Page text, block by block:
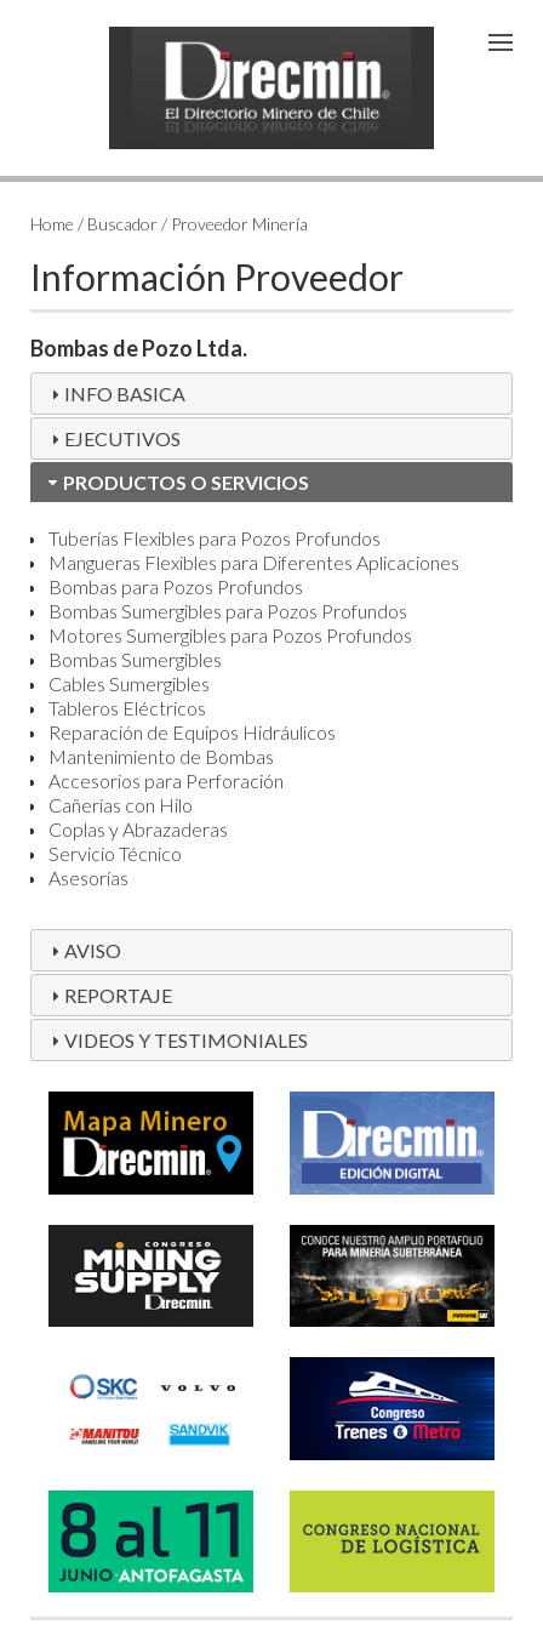
Home / Buscador / Proveedor Minería
Información Proveedor
Bombas de Pozo Ltda.
INFO BASICA
EJECUTIVOS
PRODUCTOS O SERVICIOS
Tuberías Flexibles para Pozos Profundos
Mangueras Flexibles para Diferentes Aplicaciones
Bombas para Pozos Profundos
Bombas Sumergibles para Pozos Profundos
Motores Sumergibles para Pozos Profundos
Bombas Sumergibles
Cables Sumergibles
Tableros Eléctricos
Reparación de Equipos Hidráulicos
Mantenimiento de Bombas
Accesorios para Perforación
Cañerías con Hilo
Coplas y Abrazaderas
Servicio Técnico
Asesorías
AVISO
REPORTAJE
VIDEOS Y TESTIMONIALES